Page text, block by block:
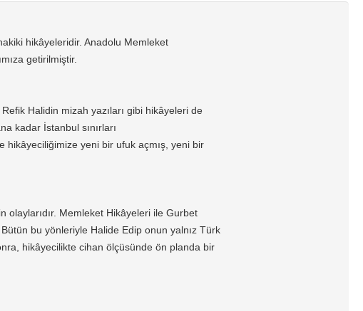
hikâyeleridir. Anadolu Memleket
getirilmiştir.
Halidin mizah yazıları gibi hikâyeleri de
kadar İstanbul sınırları
hikâyeciliğimize yeni bir ufuk açmış, yeni bir
olaylarıdır. Memleket Hikâyeleri ile Gurbet
bu yönleriyle Halide Edip onun yalnız Türk
hikâyecilikte cihan ölçüsünde ön planda bir